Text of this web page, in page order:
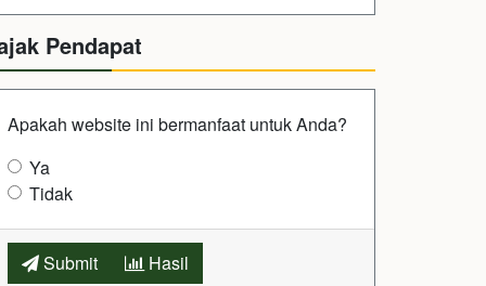
Pendapat
Apakah website ini bermanfaat untuk Anda?
Ya
Tidak
Submit Hasil